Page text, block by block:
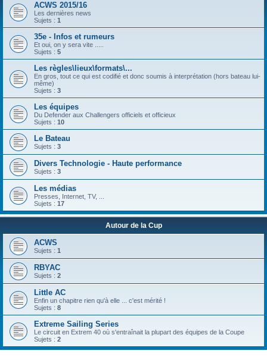
ACWS 2015/16
Les dernières news
Sujets : 1
35e - Infos et rumeurs
Et oui, on y sera vite .....
Sujets : 5
Les règles\lieux\formats\...
En gros, tout ce qui est codifié et donc soumis à interprétation (hors bateau lui-
même)
Sujets : 3
Les équipes
Du Defender aux Challengers officiels et officieux
Sujets : 10
Le Bateau
Sujets : 3
Divers Technologie - Haute performance
Sujets : 3
Les médias
Presses, Internet, TV, ...
Sujets : 17
Autour de la Cup
ACWS
Sujets : 1
RBYAC
Sujets : 2
Little AC
Enfin un chapitre rien qu'à elle ... c'est mérité !
Sujets : 8
Extreme Sailing Series
Le circuit en Extrem 40 où s'entraînait la plupart des équipes de la Coupe
Sujets : 2